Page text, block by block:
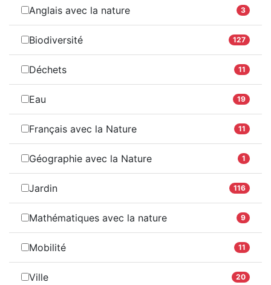
Anglais avec la nature 3
Biodiversité 127
Déchets 11
Eau 19
Français avec la Nature 11
Géographie avec la Nature 1
Jardin 116
Mathématiques avec la nature 9
Mobilité 11
Ville 20